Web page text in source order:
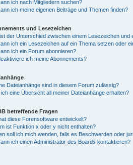
ich nach Mitgliedern suchen?
ich meine eigenen Beiträge und Themen finden?
und Lesezeichen
der Unterschied zwischen einem Lesezeichen und
ich ein Lesezeichen auf ein Thema setzen oder
ich ein Forum abonnieren?
ich meine Abonnements?
Dateianhänge sind in diesem Forum zulässig?
ich eine Übersicht all meiner Dateianhänge erhalten?
betreffende Fragen
diese Forensoftware entwickelt?
ist Funktion x oder y nicht enthalten?
soll ich mich wenden, falls es Beschwerden oder
ich einen Administrator des Boards kontaktieren?